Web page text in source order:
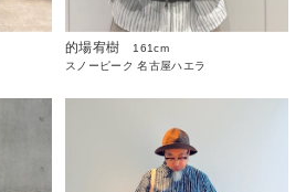
的場宥樹
161cm
スノーピーク 名古屋ハエラ